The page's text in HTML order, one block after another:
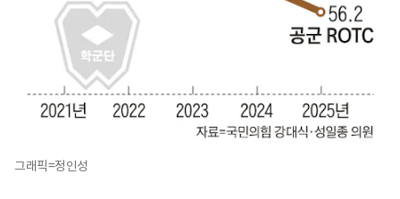
그래픽=정인성